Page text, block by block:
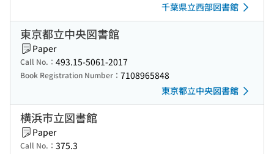
千葉県立西部図書館
東京都立中央図書館
Paper
Call No.： 493.15-5061-2017
Book Registration Number： 7108965848
東京都立中央図書館
横浜市立図書館
Paper
Call No.： 375.3